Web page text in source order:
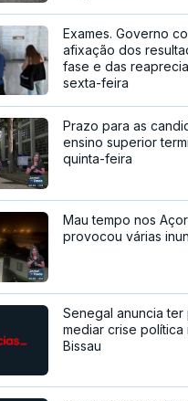
Exames. Governo
afixação dos
fase e das
sexta-feira
Prazo para as
ensino superior
quinta-feira
Mau tempo nos
provocou várias
Senegal anuncia ter
mediar crise política
Bissau